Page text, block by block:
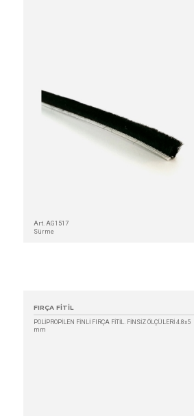
Art. AG1517
Sürme
FIRÇA FİTİL
POLİPROPİLEN FİNLİ FIRÇA FİTİL. FİNSİZ ÖLÇÜLERİ 4.8x5
mm